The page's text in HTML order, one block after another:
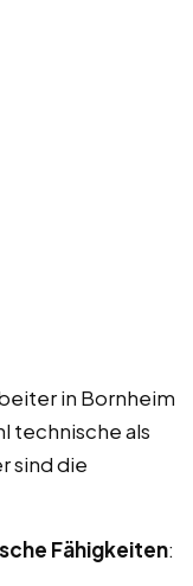
in Bornheim
technische als
sind die
Fähigkeiten: